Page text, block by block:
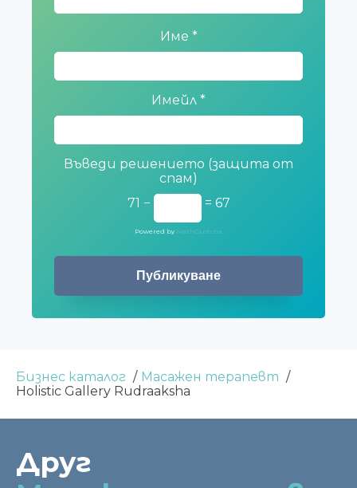
Име *
Имейл *
Въведи решението (защита от
спам)
71 −
= 67
Powered by MathCaptcha
Бизнес каталог
Масажен терапевт
Holistic Gallery Rudraaksha
Друг